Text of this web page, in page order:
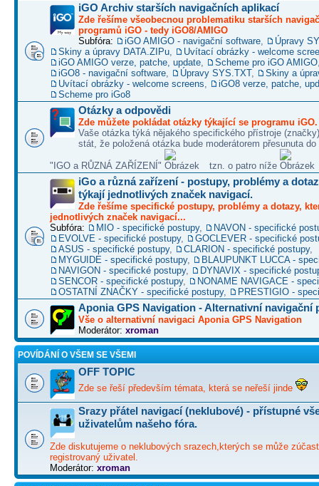
iGO Archiv starších navigačních aplikací
Zde řešíme všeobecnou problematiku starších
programů iGO - tedy iGO8/AMIGO
Subfóra:
iGO AMIGO - navigační software
Úpravy
Skiny a úpravy DATA.ZIPu
Uvítací obrázky - welcome
iGO AMIGO verze, patche, update
Scheme pro iGO AMIGO
iGO8 - navigační software
Úpravy SYS.TXT,
Skiny a
Uvítací obrázky - welcome screens
iGO8 verze, patche,
Scheme pro iGo8
Otázky a odpovědi
Zde můžete pokládat otázky týkající se programu iGO.
Vaše otázka týká nějakého specifického přístroje
stát, že položená otázka bude moderátorem přesunuta do
"IGO a RŮZNÁ ZAŘÍZENÍ" tzn. o patro níže
iGo a různá zařízení - postupy, problémy a
týkají jednotlivých značek navigací.
Zde řešíme specifické postupy, problémy a dotazy,
jednotlivých značek navigací...
Subfóra:
MIO - specifické postupy,
NAVON - specifické
EVOLVE - specifické postupy,
GOCLEVER - specifické
ASUS - specifické postupy, CLARION - specifické postupy,
MYGUIDE - specifické postupy,
BLAUPUNKT LUCCA -
NAVIGON - specifické postupy,
DYNAVIX - specifické
SENCOR - specifické postupy,
NONAME NAVIGACE -
OSTATNÍ ZNAČKY - specifické postupy, PRESTIGIO -
Aponia GPS Navigation - Alternativní navigační
Vše o alternativní navigaci Aponia GPS Navigation
Moderátor: xroman
POVÍDÁNÍ O VŠEM SE VŠEMI
OFF TOPIC
Zde se řeší především témata, která se neřeší jinde
Srazy přátel navigací (neklubové) - přístupné
uživatelům našeho fóra.
Zde diskutujeme o neklubových srazech,kterých se může
registrovaný uživatel.
Moderátor: xroman